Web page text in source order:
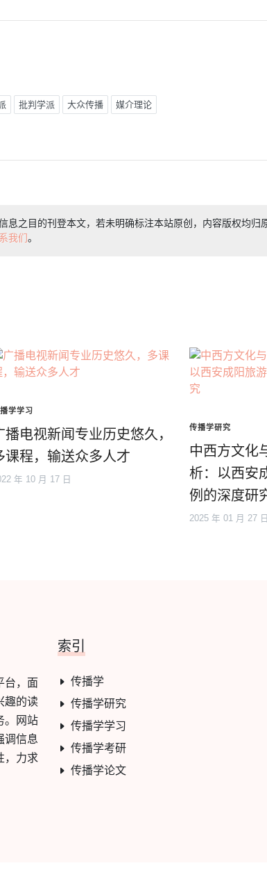
批判学派 大众传播 媒介理论
息之目的刊登本文，若未明确标注本站原创，内容版权均归
我们。
学学习
播电视新闻专业历史悠久，
课程，输送众多人才
年 10 月 17 日
传播学研究
中西方文化
析：以西安
例的深度研
2025 年 01 月 27 日
台，面
趣的读
。网站
调信息
，力求
索引
传播学
传播学研究
传播学学习
传播学考研
传播学论文